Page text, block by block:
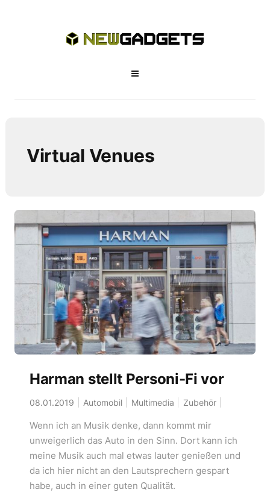
Virtual Venues
Harman stellt Personi-Fi vor
08.01.2019 Automobil Multimedia Zubehör
Wenn ich an Musik denke, dann kommt mir
unweigerlich das Auto in den Sinn. Dort kann ich
meine Musik auch mal etwas lauter genießen und
da ich hier nicht an den Lautsprechern gespart
habe, auch in einer guten Qualität.